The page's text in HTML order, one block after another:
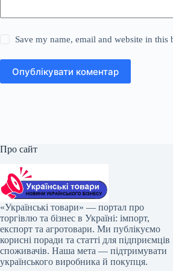
Save my name, email and website in
Опублікувати коментар
Про сайт
«Українські товари» — портал про
торгівлю та бізнес в Україні: імпорт,
експорт та агротовари. Ми публікуємо
корисні поради та статті для підприємців
споживачів. Наша мета — підтримувати
українського виробника й покупця.